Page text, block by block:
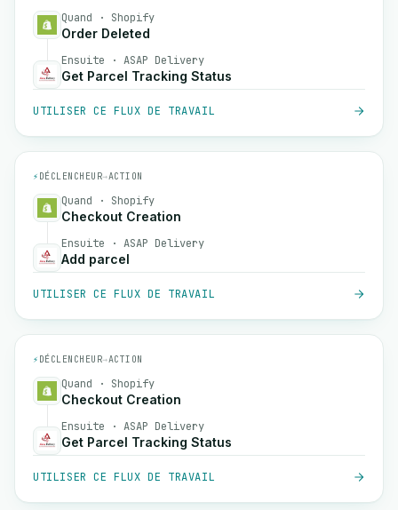
Quand · Shopify
Order Deleted
Ensuite · ASAP Delivery
Get Parcel Tracking Status
UTILISER CE FLUX DE TRAVAIL
⚡ DÉCLENCHEUR→ACTION
Quand · Shopify
Checkout Creation
Ensuite · ASAP Delivery
Add parcel
UTILISER CE FLUX DE TRAVAIL
⚡ DÉCLENCHEUR→ACTION
Quand · Shopify
Checkout Creation
Ensuite · ASAP Delivery
Get Parcel Tracking Status
UTILISER CE FLUX DE TRAVAIL